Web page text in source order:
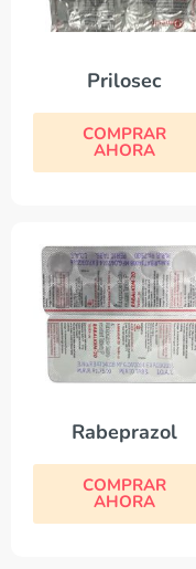
Prilosec
COMPRAR
AHORA
Rabeprazol
COMPRAR
AHORA